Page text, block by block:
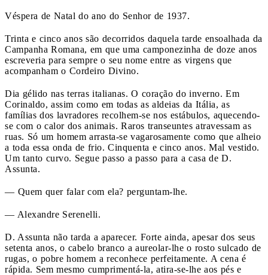
Véspera de Natal do ano do Senhor de 1937.
Trinta e cinco anos são decorridos daquela tarde ensoalhada da
Campanha Romana, em que uma camponezinha de doze anos
escreveria para sempre o seu nome entre as virgens que
acompanham o Cordeiro Divino.
Dia gélido nas terras italianas. O coração do inverno. Em
Corinaldo, assim como em todas as aldeias da Itália, as
famílias dos lavradores recolhem-se nos estábulos, aquecendo-
se com o calor dos animais. Raros transeuntes atravessam as
ruas. Só um homem arrasta-se vagarosamente como que alheio
a toda essa onda de frio. Cinquenta e cinco anos. Mal vestido.
Um tanto curvo. Segue passo a passo para a casa de D.
Assunta.
— Quem quer falar com ela? perguntam-lhe.
— Alexandre Serenelli.
D. Assunta não tarda a aparecer. Forte ainda, apesar dos seus
setenta anos, o cabelo branco a aureolar-lhe o rosto sulcado de
rugas, o pobre homem a reconhece perfeitamente. A cena é
rápida. Sem mesmo cumprimentá-la, atira-se-lhe aos pés e